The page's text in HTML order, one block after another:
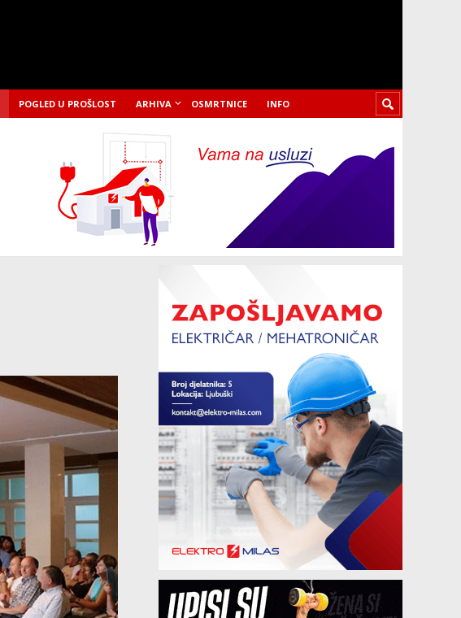
POGLED U PROŠLOST ARHIVA OSMRTNICE INFO